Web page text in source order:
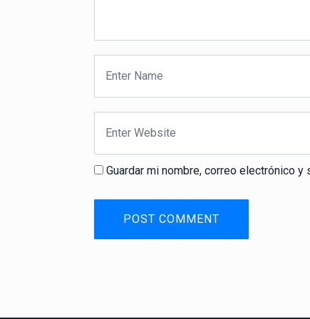
Guardar mi nombre, correo electrónico